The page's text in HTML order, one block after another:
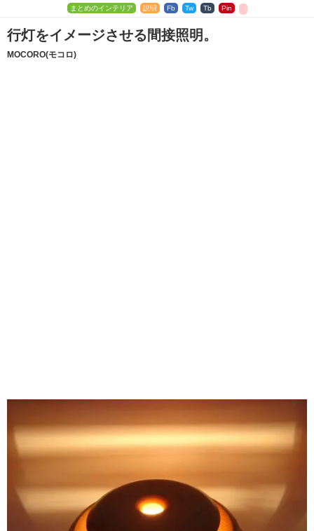
まとめのインテリア 説明 Fb Tw Tb Pin
行灯をイメージさせる間接照明。
MOCORO(モコロ)